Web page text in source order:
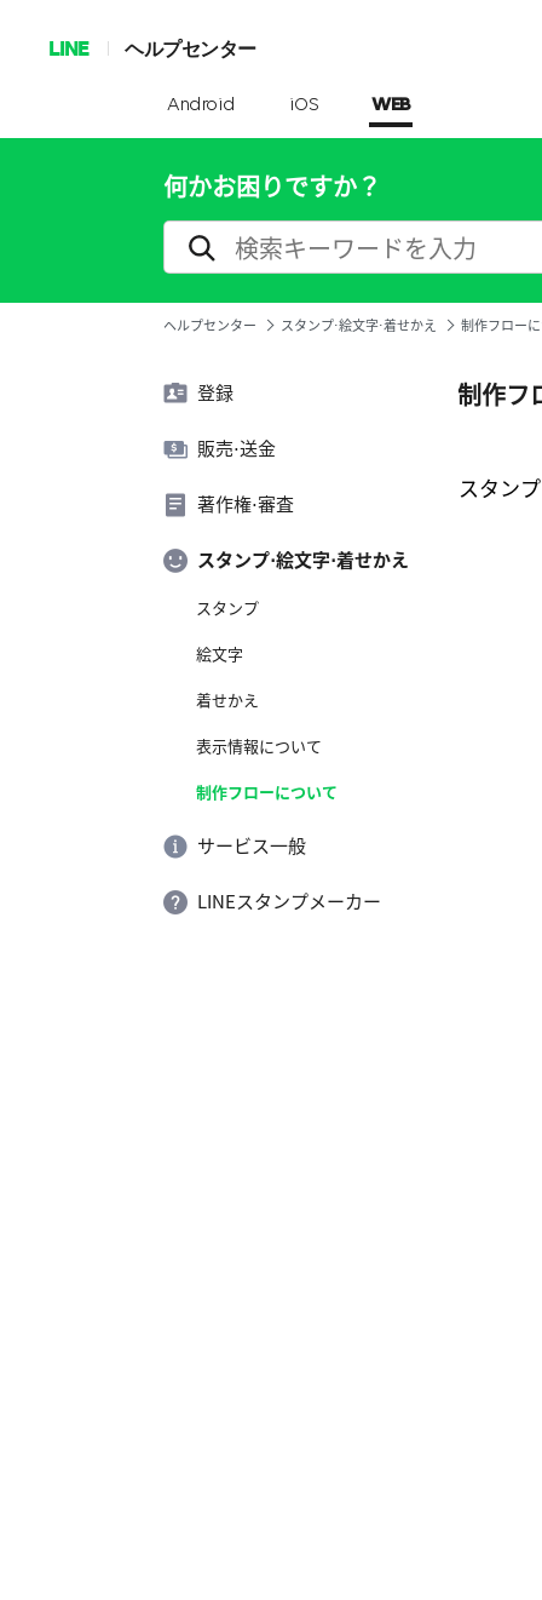
LINE ヘルプセンター
Android iOS WEB
何かお困りですか？
ヘルプセンター スタンプ⋅絵文字⋅着せかえ 制作フロー
登録
販売⋅送金
著作権⋅審査
スタンプ⋅絵文字⋅着せかえ
スタンプ
絵文字
着せかえ
表示情報について
制作フローについて
サービス一般
LINEスタンプメーカー
制作フ
スタン